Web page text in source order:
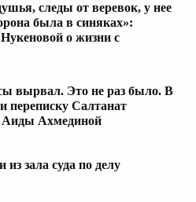
следы от веревок, у нее
была в синяках»:
о жизни с
вырвал. Это не раз было. В
переписку Салтанат
Аиды Ахмединой
зала суда по делу